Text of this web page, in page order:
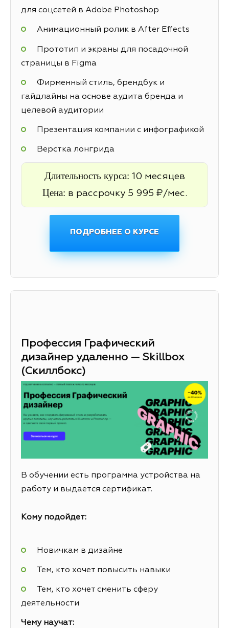
для соцсетей в Adobe Photoshop
Анимационный ролик в After Effects
Прототип и экраны для посадочной
страницы в Figma
Фирменный стиль, брендбук и
гайдлайны на основе аудита бренда и
целевой аудитории
Презентация компании с инфографикой
Верстка лонгрида
Длительность курса: 10 месяцев
Цена: в рассрочку 5 995 ₽/мес.
ПОДРОБНЕЕ О КУРСЕ
Профессия Графический
дизайнер удаленно — Skillbox
(Скиллбокс)
В обучении есть программа устройства на
работу и выдается сертификат.
Кому подойдет:
Новичкам в дизайне
Тем, кто хочет повысить навыки
Тем, кто хочет сменить сферу
деятельности
Чему научат: